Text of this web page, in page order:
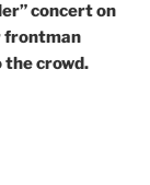
concert on
frontman
crowd.